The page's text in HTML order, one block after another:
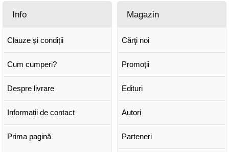
Info
Clauze și condiții
Cum cumperi?
Despre livrare
Informații de contact
Prima pagină
Magazin
Cărţi noi
Promoţii
Edituri
Autori
Parteneri